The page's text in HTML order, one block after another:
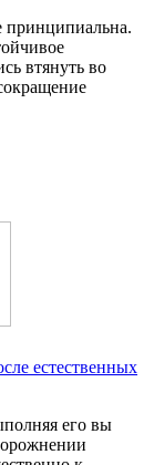
принципиальна.
втянуть во
естественных
его вы